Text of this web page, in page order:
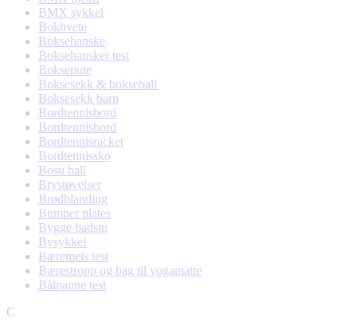
BMX sykkel
Bokhvete
Boksehanske
Boksehansker test
Boksepute
Boksesekk & bokseball
Boksesekk barn
Bordtennisbord
Bordtennisbord
Bordtennisracket
Bordtennissko
Bosu ball
Brystøvelser
Brødblanding
Bumper plates
Bygge badstu
Bysykkel
Bæremeis test
Bærestropp og bag til yogamatte
Bålpanne test
C